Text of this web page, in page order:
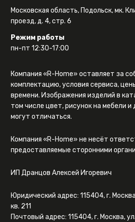
Московская область, Подольск, мк.
проезд, д. 4, стр. 6
Режим работы
пн-пт 12:30-17:00
Компания «R-Home» оставляет за
комплектацию, условия сервиса,
времени. Изображения изделий в
том числе цвет, рисунок на мебели и
могут отличаться.
Компания «R-Home» не несёт
предоставляемые сторонними
ИП Дранцов Алексей Игоревич
Юридический адрес: 115404, г.
кв. 211
Почтовый адрес: 115404, г. Москва,